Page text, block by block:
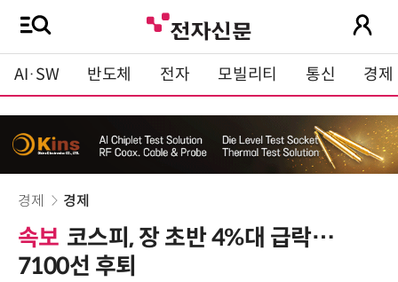
AI·SW 반도체 전자 모빌리티 통신 경제
경제 경제
속보 코스피, 장 초반 4%대 급락…
7100선 후퇴